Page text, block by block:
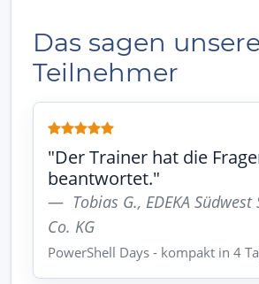
Das sagen unsere
Teilnehmer
"Der Trainer hat die
beantwortet."
Tobias G., EDEKA
Co. KG
PowerShell Days - kompakt in 4